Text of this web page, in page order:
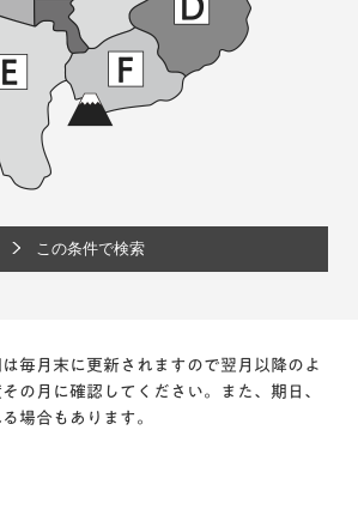
毎月末に更新されますので翌月以降のよ
の月に確認してください。また、期日、
場合もあります。